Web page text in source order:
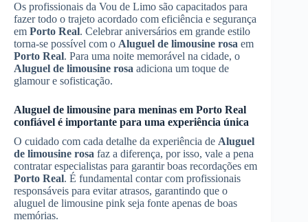
Os profissionais da Vou de Limo são capacitados para
fazer todo o trajeto acordado com eficiência e segurança
em Porto Real. Celebrar aniversários em grande estilo
torna-se possível com o Aluguel de limousine rosa em
Porto Real. Para uma noite memorável na cidade, o
Aluguel de limousine rosa adiciona um toque de
glamour e sofisticação.
Aluguel de limousine para meninas em Porto Real
confiável é importante para uma experiência única
O cuidado com cada detalhe da experiência de Aluguel
de limousine rosa faz a diferença, por isso, vale a pena
contratar especialistas para garantir boas recordações em
Porto Real. É fundamental contar com profissionais
responsáveis para evitar atrasos, garantindo que o
aluguel de limousine pink seja fonte apenas de boas
memórias.